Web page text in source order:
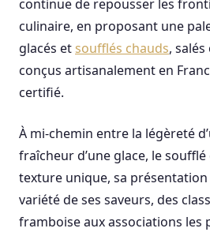
continue de repousser les
culinaire, en proposant une
glacés etsoufflés chauds,
conçus artisanalement en
certifié.
À mi-chemin entre la légèreté
fraîcheur d’une glace, le
texture unique, sa
variété de ses saveurs, des
framboise aux associations les